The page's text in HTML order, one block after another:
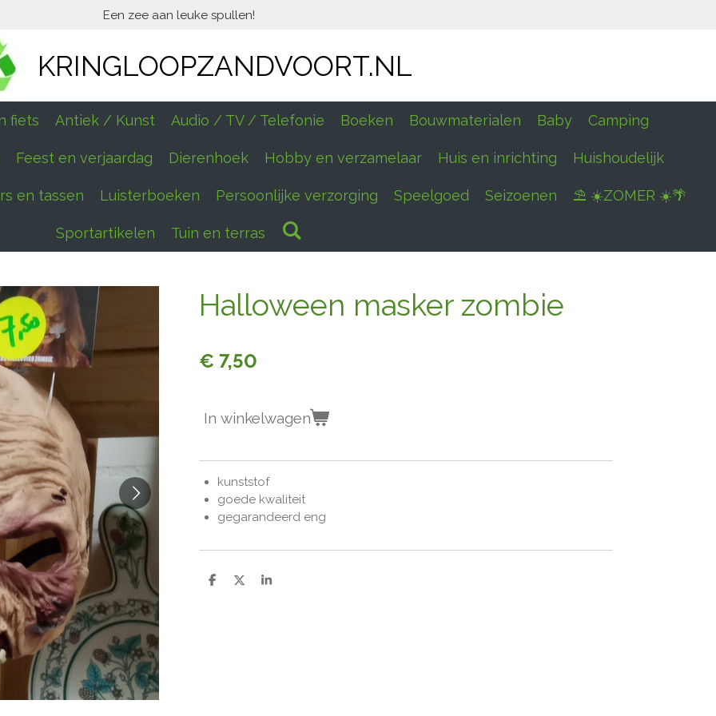
Een zee aan leuke spullen!
KRINGLOOPZANDVOORT.NL
fiets Antiek / Kunst Audio / TV / Telefonie Boeken Bouwmaterialen Baby Camping
Feest en verjaardag Dierenhoek Hobby en verzamelaar Huis en inrichting Huishoudelijk
en tassen Luisterboeken Persoonlijke verzorging Speelgoed Seizoenen ⛱ ☀️ZOMER ☀️🌴
Sportartikelen Tuin en terras
Halloween masker zombie
€ 7,50
In winkelwagen
kunststof
goede kwaliteit
gegarandeerd eng
D
D
S